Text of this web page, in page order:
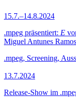
15.7.–14.8.2024
.mpeg präsentiert: E
Miguel Antunes Ramos
.mpeg, Screening,
13.7.2024
Release-Show im